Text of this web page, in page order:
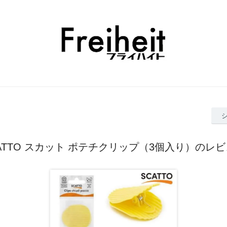
スカット ポテチクリップ（3個入り）のレ